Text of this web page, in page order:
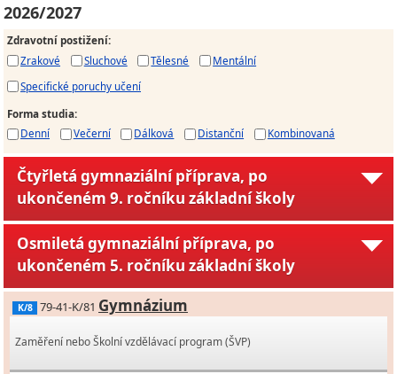
2026/2027
Zdravotní postižení:
Zrakové
Sluchové Tělesné
Mentální
Specifické poruchy učení
Forma studia:
Denní
Večerní Dálková Distanční Kombinovaná
Čtyřletá gymnaziální příprava, po
ukončeném 9. ročníku základní školy
Osmiletá gymnaziální příprava, po
ukončeném 5. ročníku základní školy
K/8 79-41-K/81 Gymnázium
Zaměření nebo Školní vzdělávací program (ŠVP)